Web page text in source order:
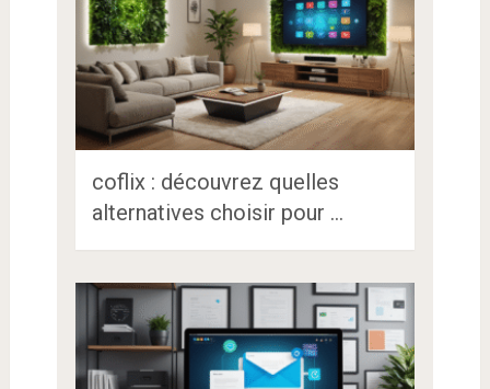
coflix : découvrez quelles
alternatives choisir pour …